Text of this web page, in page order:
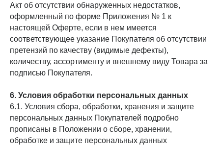
Акт об отсутствии обнаруженных недостатков,
оформленный по форме Приложения № 1 к
настоящей Оферте, если в нем имеется
соответствующее указание Покупателя об отсутствии
претензий по качеству (видимые дефекты),
количеству, ассортименту и внешнему виду Товара за
подписью Покупателя.
6. Условия обработки персональных данных
6.1. Условия сбора, обработки, хранения и защите
персональных данных Покупателей подробно
прописаны в Положении о сборе, хранении,
обработке и защите персональных данных
Фен-стайлер
Паровой выпрямитель
Аксессуар
LED-маска
Навигация
Каталог
Как это работает?
Отзывы
Timfato Lab
Блог
Доставка и оплата
Гарантия и возврат
Контакты